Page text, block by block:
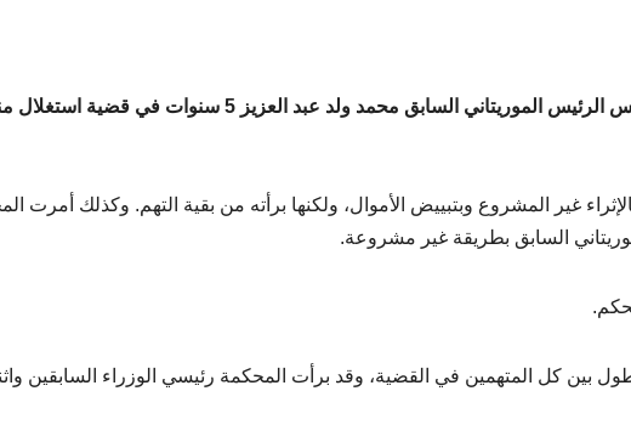
قضت محكمة في نواكشوط الاثنين بحبس الرئيس الموريتاني السابق محمد ولد عبد العزيز
غير المشروع وبتبييض الأموال، ولكنها برأته من بقية التهم. وكذلك أمرت
السابق بطريقة غير مشروعة.
بين كل المتهمين في القضية، وقد برأت المحكمة رئيسي الوزراء السابقين